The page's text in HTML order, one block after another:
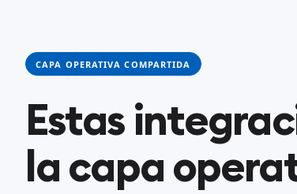
CAPA OPERATIVA COMPARTIDA
Estas
la capa